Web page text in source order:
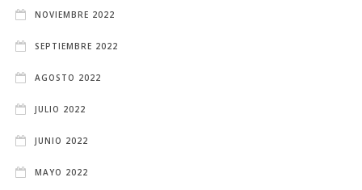
NOVIEMBRE 2022
SEPTIEMBRE 2022
AGOSTO 2022
JULIO 2022
JUNIO 2022
MAYO 2022